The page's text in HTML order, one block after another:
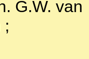
G.W. van
;